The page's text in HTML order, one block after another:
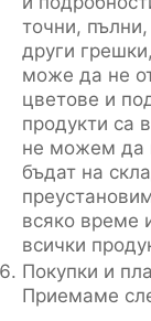
точни,
други
може да не
цветове и
продукти са
не можем да
бъдат на
всяко време
всички
Покупки и
Приемаме